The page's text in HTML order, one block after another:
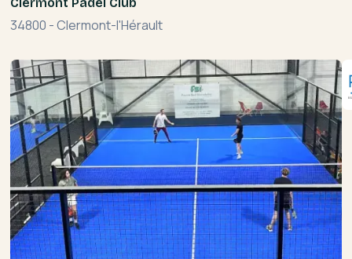
34800 -Clermont-l'Hérault